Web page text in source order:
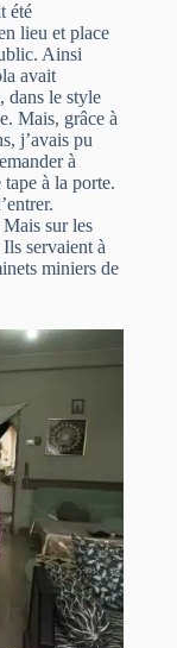
été
lieu et place
Ainsi
avait
, dans le style
Mais, grâce à
j’avais pu
à
à la porte.
sur les
servaient à
miniers de